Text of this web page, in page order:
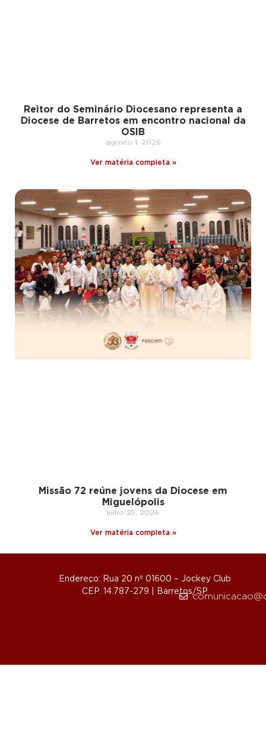
Reitor do Seminário Diocesano representa a
Diocese de Barretos em encontro nacional da
OSIB
agosto 1, 2026
Ver matéria completa »
Missão 72 reúne jovens da Diocese em
Miguelópolis
julho 25, 2026
Ver matéria completa »
Endereço: Rua 20 nº 01600 – Jockey Club
CEP. 14.787-279 | Barretos/SP